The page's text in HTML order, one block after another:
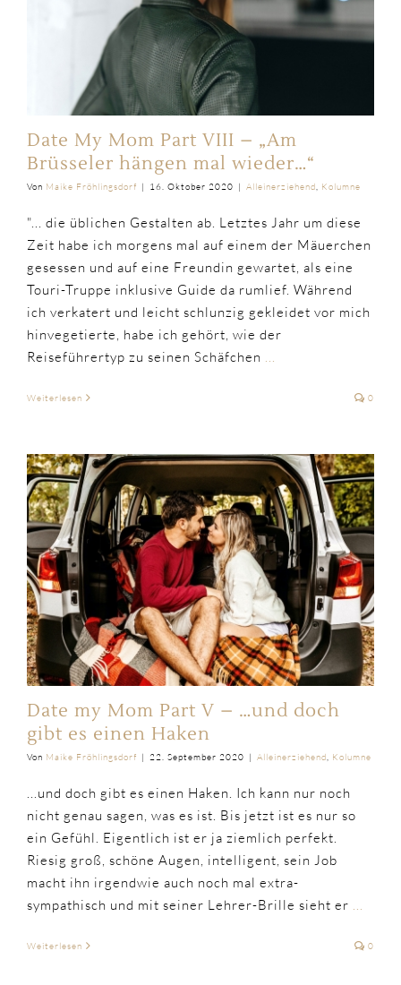
Date My Mom Part VIII – „Am
Brüsseler hängen mal wieder…“
Von Maike Fröhlingsdorf | 16. Oktober 2020 | Alleinerziehend, Kolumne
"... die üblichen Gestalten ab. Letztes Jahr um diese
Zeit habe ich morgens mal auf einem der Mäuerchen
gesessen und auf eine Freundin gewartet, als eine
Touri-Truppe inklusive Guide da rumlief. Während
ich verkatert und leicht schlunzig gekleidet vor mich
hinvegetierte, habe ich gehört, wie der
Reiseführertyp zu seinen Schäfchen
Weiterlesen 0
Date my Mom Part V – …und doch
gibt es einen Haken
Von Maike Fröhlingsdorf | 22. September 2020 | Alleinerziehend, Kolumne
...und doch gibt es einen Haken. Ich kann nur noch
nicht genau sagen, was es ist. Bis jetzt ist es nur so
ein Gefühl. Eigentlich ist er ja ziemlich perfekt.
Riesig groß, schöne Augen, intelligent, sein Job
macht ihn irgendwie auch noch mal extra-
sympathisch und mit seiner Lehrer-Brille sieht er ...
Weiterlesen 0